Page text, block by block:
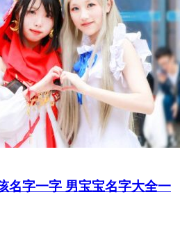
名字一字 男宝宝名字大全一